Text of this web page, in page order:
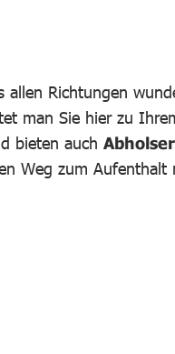
Richtungen
man Sie hier zu
bieten auch
Weg zum Aufenthalt